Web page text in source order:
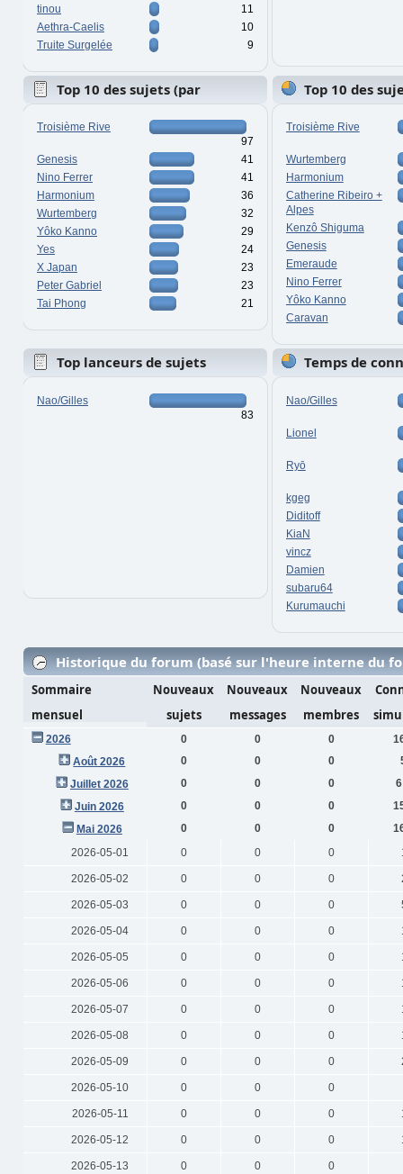
tinou
11
Aethra-Caelis
10
Truite Surgelée
9
Top 10 des sujets (par
réponses)
Troisième Rive
97
Genesis
41
Nino Ferrer
41
Harmonium
36
Wurtemberg
32
Yôko Kanno
29
Yes
24
X Japan
23
Peter Gabriel
23
Tai Phong
21
Top 10 des
vues)
Troisième Rive
Wurtemberg
Harmonium
Catherine Ribeiro +
Alpes
Kenzô Shiguma
Genesis
Emeraude
Nino Ferrer
Yôko Kanno
Caravan
Top lanceurs de sujets
Nao/Gilles
83
Temps de
Nao/Gilles
Lionel
Ryō
kgeg
Diditoff
KiaN
vincz
Damien
subaru64
Kurumauchi
Historique du forum (basé sur l'heure interne du
Sommaire
mensuel
Nouveaux
sujets
Nouveaux
messages
Nouveaux
membres
2026 0 0 0
Août 2026
0 0 0
Juillet 2026
0 0 0
Juin 2026
0 0 0
Mai 2026
0 0 0
2026-05-01
0 0 0
2026-05-02 0 0 0
2026-05-03 0 0 0
2026-05-04 0 0 0
2026-05-05 0 0 0
2026-05-06 0 0 0
2026-05-07 0 0 0
2026-05-08 0 0 0
2026-05-09 0 0 0
2026-05-10 0 0 0
2026-05-11 0 0 0
2026-05-12 0 0 0
2026-05-13 0 0 0